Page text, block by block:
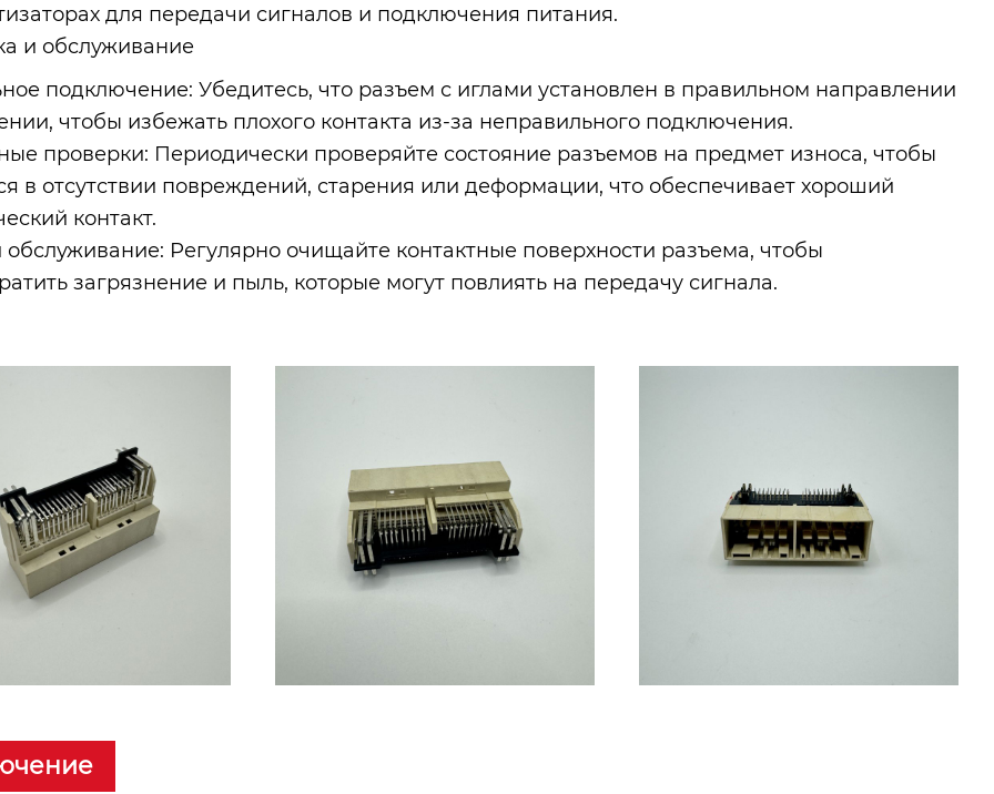
для передачи сигналов и подключения питания.
и обслуживание
подключение: Убедитесь, что разъем с иглами установлен в правильном направлении
чтобы избежать плохого контакта из-за неправильного подключения.
проверки: Периодически проверяйте состояние разъемов на предмет износа, чтобы
в отсутствии повреждений, старения или деформации, что обеспечивает хороший
контакт.
обслуживание: Регулярно очищайте контактные поверхности разъема, чтобы
загрязнение и пыль, которые могут повлиять на передачу сигнала.